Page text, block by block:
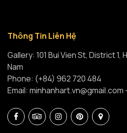
Thông Tin Liên Hệ
Gallery: 101 Bui Vien St, District 1,
Nam
Phone: (+84) 962 720 484
Email: